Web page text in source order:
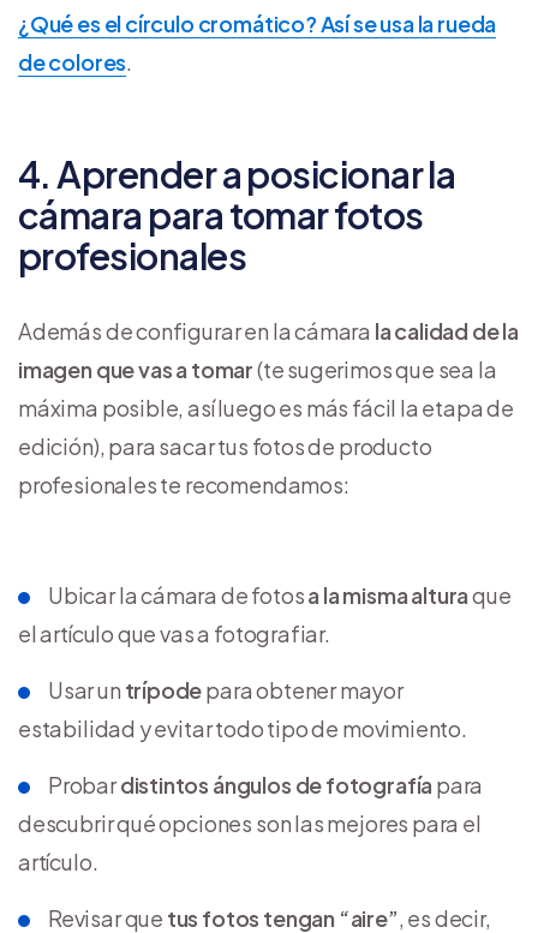
¿Qué es el círculo cromático? Así se usa la rueda
de colores.
4. Aprender a posicionar la
cámara para tomar fotos
profesionales
Además de configurar en la cámara la calidad de la
imagen que vas a tomar(te sugerimos que sea la
máxima posible, así luego es más fácil la etapa de
edición), para sacar tus fotos de producto
profesionales te recomendamos:
Ubicar la cámara de fotosa la misma alturaque
el artículo que vas a fotografiar.
Usar un trípodepara obtener mayor
estabilidad y evitar todo tipo de movimiento.
Probardistintos ángulos de fotografía para
descubrir qué opciones son las mejores para el
artículo.
Revisar que tus fotos tengan “aire”, es decir,